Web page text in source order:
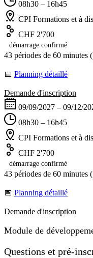
08h30 – 16h45
CPI Formations et à
CHF 2'700
démarrage confirmé
43 périodes de 60 minutes
📅 Planning détaillé
Demande d'inscription
09/09/2027 – 09/12/
08h30 – 16h45
CPI Formations et à
CHF 2'700
démarrage confirmé
43 périodes de 60 minutes
📅 Planning détaillé
Demande d'inscription
Module de
Questions et pré-